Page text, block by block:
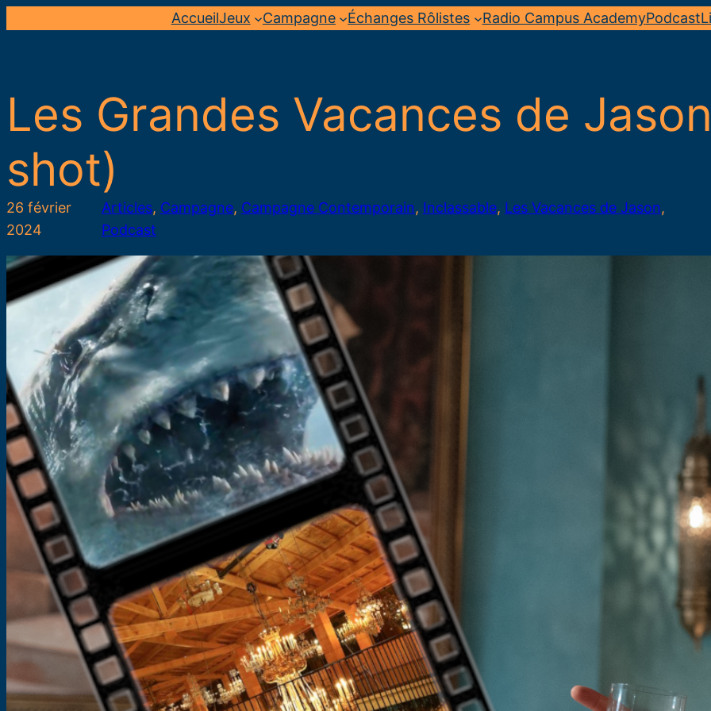
AccueilJeux Campagne Échanges Rôlistes Radio Campus AcademyPodcast
Les Grandes Vacances de
shot)
26 février
2024
Articles, Campagne, Campagne Contemporain, Inclassable, Les Vacances de Jason
Podcast